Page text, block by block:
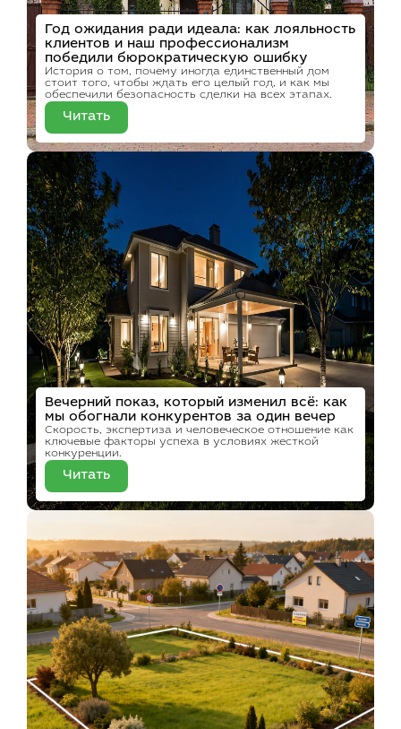
Год ожидания ради идеала: как лояльность
клиентов и наш профессионализм
победили бюрократическую ошибку
История о том, почему иногда единственный дом
стоит того, чтобы ждать его целый год, и как мы
обеспечили безопасность сделки на всех этапах.
Читать
Вечерний показ, который изменил всё: как
мы обогнали конкурентов за один вечер
Скорость, экспертиза и человеческое отношение как
ключевые факторы успеха в условиях жесткой
конкуренции.
Читать